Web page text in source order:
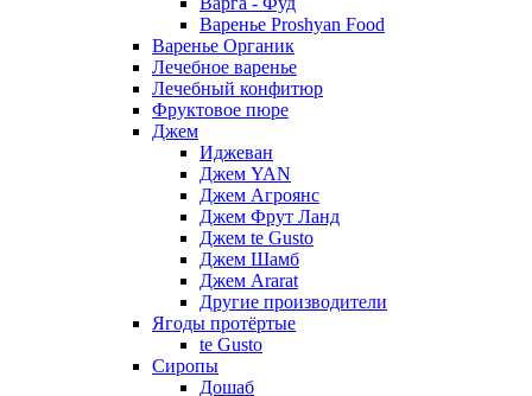
Варенье Proshyan Food
Варенье Органик
Лечебное варенье
Лечебный конфитюр
Фруктовое пюре
Джем
Иджеван
Джем YAN
Джем Агроянс
Джем Фрут Ланд
Джем te Gusto
Джем Шамб
Джем Ararat
Другие производители
Ягоды протёртые
te Gusto
Сиропы
Дошаб